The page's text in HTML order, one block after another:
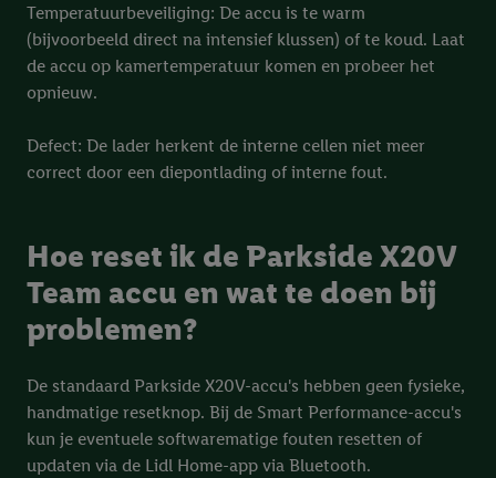
Temperatuurbeveiliging: De accu is te warm
(bijvoorbeeld direct na intensief klussen) of te koud. Laat
de accu op kamertemperatuur komen en probeer het
opnieuw.
Defect: De lader herkent de interne cellen niet meer
correct door een diepontlading of interne fout.
Hoe reset ik de Parkside X20V
Team accu en wat te doen bij
problemen?
De standaard Parkside X20V-accu's hebben geen fysieke,
handmatige resetknop. Bij de Smart Performance-accu's
kun je eventuele softwarematige fouten resetten of
updaten via de Lidl Home-app via Bluetooth.